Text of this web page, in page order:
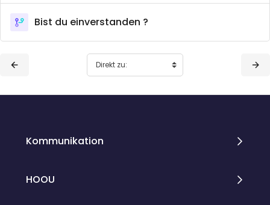
Bist du einverstanden ?
Kommunikation
HOOU